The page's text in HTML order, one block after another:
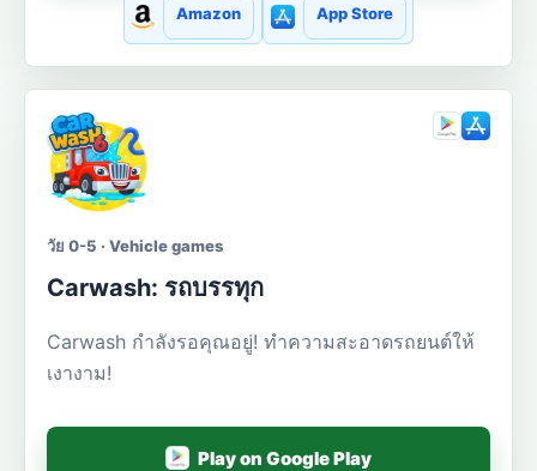
Amazon App Store
วัย 0-5 · Vehicle games
Carwash: รถบรรทุก
Carwash กำลังรอคุณอยู่! ทำความสะอาดรถยนต์ให้
เงางาม!
Play on Google Play